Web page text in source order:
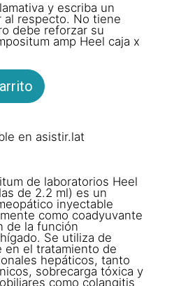
y escriba un
al respecto. No tiene
debe reforzar su
amp Heel caja x
en asistir.lat
de laboratorios Heel
de 2.2 ml) es un
inyectable
como coadyuvante
de la función
Se utiliza de
en el tratamiento de
hepáticos, tanto
sobrecarga tóxica y
como colangitis